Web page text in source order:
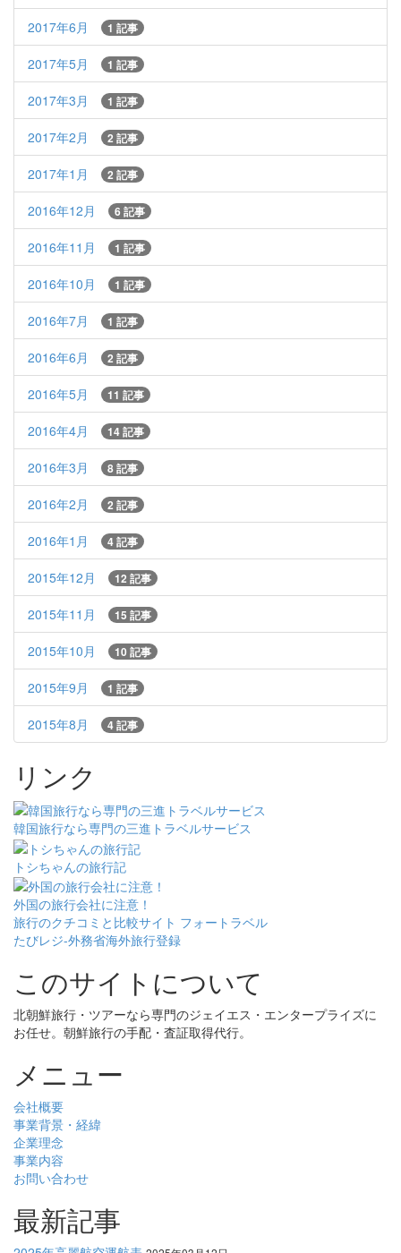
2017年6月 1 記事
2017年5月 1 記事
2017年3月 1 記事
2017年2月 2 記事
2017年1月 2 記事
2016年12月 6 記事
2016年11月 1 記事
2016年10月 1 記事
2016年7月 1 記事
2016年6月 2 記事
2016年5月 11 記事
2016年4月 14 記事
2016年3月 8 記事
2016年2月 2 記事
2016年1月 4 記事
2015年12月 12 記事
2015年11月 15 記事
2015年10月 10 記事
2015年9月 1 記事
2015年8月 4 記事
リンク
韓国旅行なら専門の三進トラベルサービス
トシちゃんの旅行記
外国の旅行会社に注意！
旅行のクチコミと比較サイト フォートラベル
たびレジ-外務省海外旅行登録
このサイトについて
北朝鮮旅行・ツアーなら専門のジェイエス・エンタープライズに
お任せ。朝鮮旅行の手配・査証取得代行。
メニュー
会社概要
事業背景・経緯
企業理念
事業内容
お問い合わせ
最新記事